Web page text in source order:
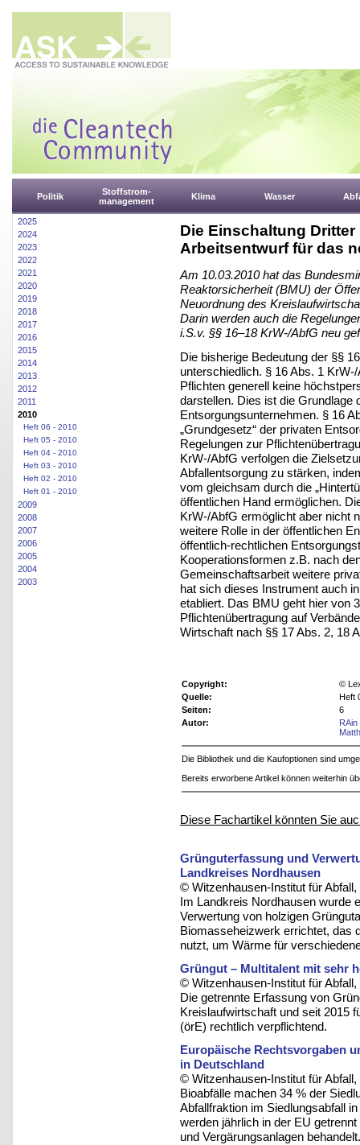
Politik
Stoffstrom-
management
Klima Wasser
2025
2024
2023
2022
2021
2020
2019
2018
2017
2016
2015
2014
2013
2012
2011
2010
Heft 06 - 2010
Heft 05 - 2010
Heft 04 - 2010
Heft 03 - 2010
Heft 02 - 2010
Heft 01 - 2010
2009
2008
2007
2006
2005
2004
2003
Die Einschaltung
Arbeitsentwurf für das
Am 10.03.2010 hat das
Reaktorsicherheit (BMU) der
Neuordnung des
Darin werden auch die
i.S.v. §§ 16–18 KrW-/AbfG neu
Die bisherige Bedeutung der §§
unterschiedlich. § 16 Abs. 1
Pflichten generell keine
darstellen. Dies ist die Grundlage
Entsorgungsunternehmen. § 16
„Grundgesetz“ der privaten
Regelungen zur
KrW-/AbfG verfolgen die
Abfallentsorgung zu stärken,
vom gleichsam durch die
öffentlichen Hand ermöglichen.
KrW-/AbfG ermöglicht aber nicht
weitere Rolle in der öffentlichen
öffentlich-rechtlichen
Kooperationsformen z.B. nach
Gemeinschaftsarbeit weitere
hat sich dieses Instrument auch
etabliert. Das BMU geht hier von
Pflichtenübertragung auf
Wirtschaft nach §§ 17 Abs. 2, 18
Copyright:
©
Quelle:
Heft
Seiten:
6
Autor:
Die Bibliothek und die Kaufoptionen sind
Bereits erworbene Artikel können weiterhin
Diese Fachartikel könnten Sie
Grünguterfassung und
Landkreises Nordhausen
© Witzenhausen-Institut für
Im Landkreis Nordhausen wurde
Verwertung von holzigen
Biomasseheizwerk errichtet, das
nutzt, um Wärme für
Grüngut – Multitalent mit sehr
© Witzenhausen-Institut für
Die getrennte Erfassung von
Kreislaufwirtschaft und seit 2015
(örE) rechtlich verpflichtend.
Europäische Rechtsvorgaben
in Deutschland
© Witzenhausen-Institut für
Bioabfälle machen 34 % der
Abfallfraktion im Siedlungsabfall
werden jährlich in der EU
und Vergärungsanlagen behandelt.